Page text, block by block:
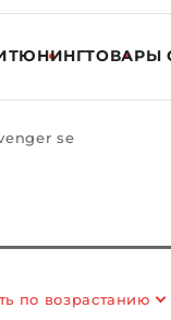
ТЮНИНГТОВАРЫ
se
по возрастанию